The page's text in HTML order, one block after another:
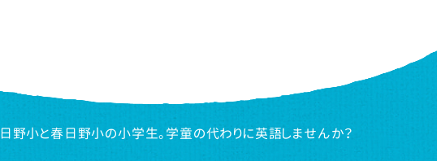
日野小と春日野小の小学生。学童の代わりに英語しませんか？